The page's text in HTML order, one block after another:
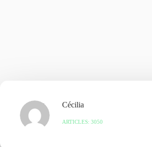
Cécilia
ARTICLES: 3050